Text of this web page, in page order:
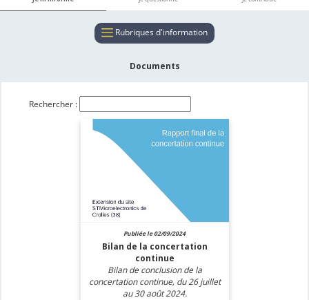
Rubriques d'information
Documents
Rechercher :
Publiée le 02/09/2024
Bilan de la concertation
continue
Bilan de conclusion de la
concertation continue, du 26 juillet
au 30 août 2024.